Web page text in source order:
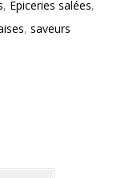
, Epiceries salées,
, saveurs